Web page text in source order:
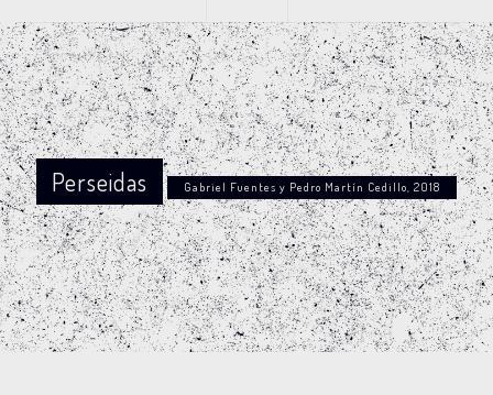
Perseidas Gabriel Fuentes y Pedro Martín Cedillo, 2018